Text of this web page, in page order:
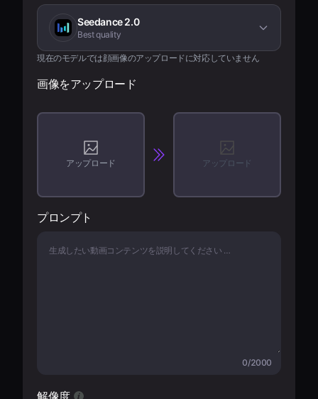
料金
サインイン
Seedance 2.0
Best quality
現在のモデルでは顔画像のアップロードに対応していません
画像をアップロード
アップロード アップロード
プロンプト
0/2000
解像度